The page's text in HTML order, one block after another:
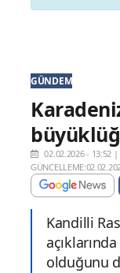
GÜNDEM
02.02.2026 - 13:52 |
Kandilli
olduğunu